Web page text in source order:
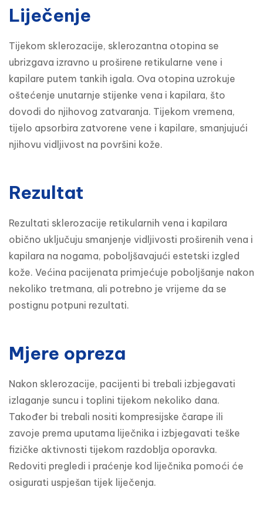
Liječenje
Tijekom sklerozacije, sklerozantna otopina se
ubrizgava izravno u proširene retikularne vene i
kapilare putem tankih igala. Ova otopina uzrokuje
oštećenje unutarnje stijenke vena i kapilara, što
dovodi do njihovog zatvaranja. Tijekom vremena,
tijelo apsorbira zatvorene vene i kapilare, smanjujući
njihovu vidljivost na površini kože.
Rezultat
Rezultati sklerozacije retikularnih vena i kapilara
obično uključuju smanjenje vidljivosti proširenih vena i
kapilara na nogama, poboljšavajući estetski izgled
kože. Većina pacijenata primjećuje poboljšanje nakon
nekoliko tretmana, ali potrebno je vrijeme da se
postignu potpuni rezultati.
Mjere opreza
Nakon sklerozacije, pacijenti bi trebali izbjegavati
izlaganje suncu i toplini tijekom nekoliko dana.
Također bi trebali nositi kompresijske čarape ili
zavoje prema uputama liječnika i izbjegavati teške
fizičke aktivnosti tijekom razdoblja oporavka.
Redoviti pregledi i praćenje kod liječnika pomoći će
osigurati uspješan tijek liječenja.